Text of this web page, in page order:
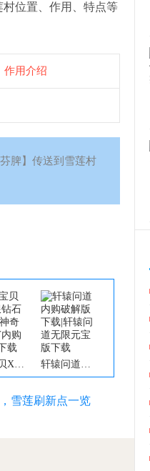
位置、作用、特点等
作用介绍
脾】传送到雪莲村
神奇宝贝XY变态版 轩辕问道变态版
雪莲刷新点一览